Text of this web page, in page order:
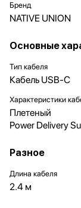
Бренд
NATIVE UNION
Основные
Тип кабеля
Кабель USB-C
Характеристики
Плетеный
Power Delivery
Разное
Длина кабеля
2.4 м